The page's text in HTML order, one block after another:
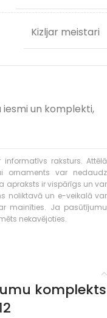
Kizljar meistari
iesmi un komplekti,
raksturs. Attēlā
ornaments var nedaudz
apraksts ir vispārīgs un var
noliktavā un e-veikalā var
mainīties. Ja pasūtījumu
nekavējoties.
komplekts